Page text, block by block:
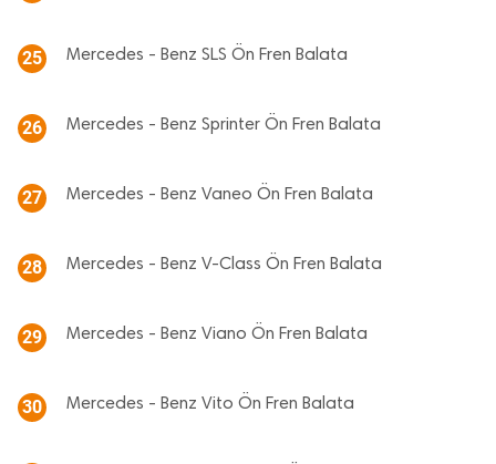
25 Mercedes - Benz SLS Ön Fren Balata
26 Mercedes - Benz Sprinter Ön Fren Balata
27 Mercedes - Benz Vaneo Ön Fren Balata
28 Mercedes - Benz V-Class Ön Fren Balata
29 Mercedes - Benz Viano Ön Fren Balata
30 Mercedes - Benz Vito Ön Fren Balata